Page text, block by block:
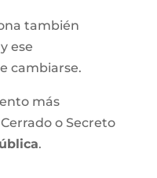
también
ese
cambiarse.
más
o Secreto
.